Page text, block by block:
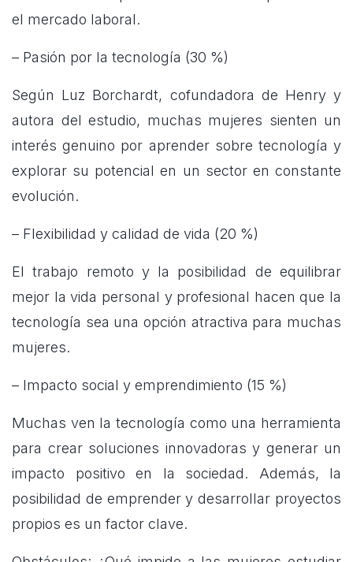
el mercado laboral.
– Pasión por la tecnología (30 %)
Según Luz Borchardt, cofundadora de Henry y
autora del estudio, muchas mujeres sienten un
interés genuino por aprender sobre tecnología y
explorar su potencial en un sector en constante
evolución.
– Flexibilidad y calidad de vida (20 %)
El trabajo remoto y la posibilidad de equilibrar
mejor la vida personal y profesional hacen que la
tecnología sea una opción atractiva para muchas
mujeres.
– Impacto social y emprendimiento (15 %)
Muchas ven la tecnología como una herramienta
para crear soluciones innovadoras y generar un
impacto positivo en la sociedad. Además, la
posibilidad de emprender y desarrollar proyectos
propios es un factor clave.